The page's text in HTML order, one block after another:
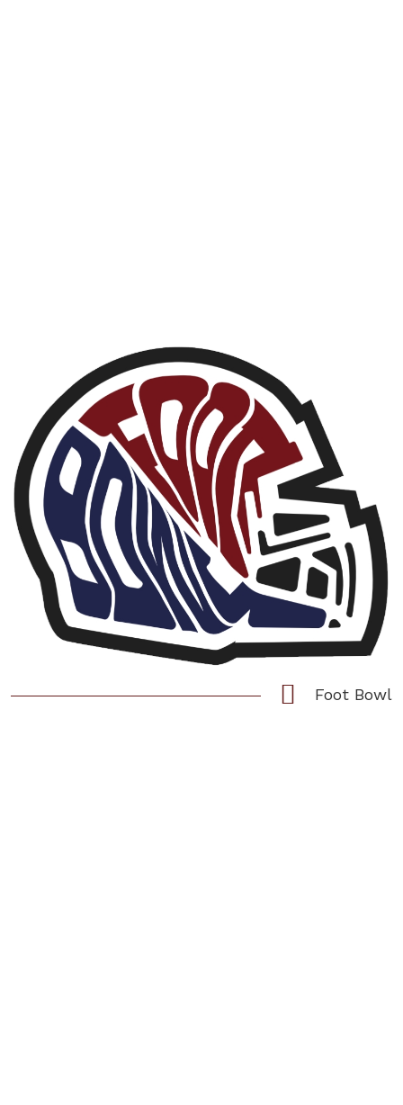
Foot Bowl